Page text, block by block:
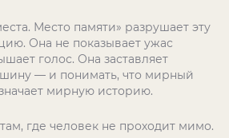
Место памяти» разрушает эту
Она не показывает ужас
голос. Она заставляет
— и понимать, что мирный
мирную историю.
где человек не проходит мимо.